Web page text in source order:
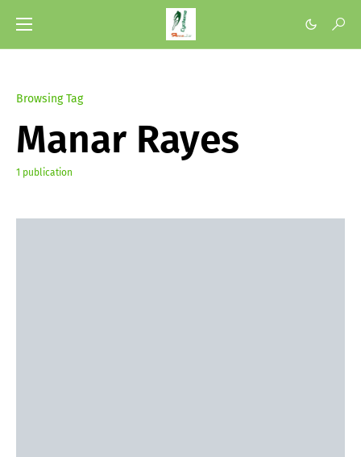
Browsing Tag
Manar Rayes
1 publication